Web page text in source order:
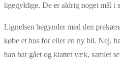
ligegyldige. De er aldrig noget mål i
Lignelsen begynder med den
købe et hus for eller en ny bil. Nej,
han har gået og klattet væk, samlet